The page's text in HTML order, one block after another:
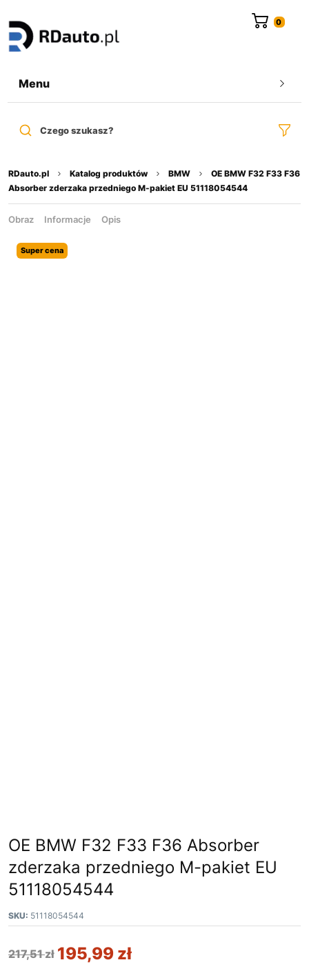
Menu
Czego szukasz?
RDauto.pl Katalog produktów BMW
OE BMW F32 F33 F36
Absorber zderzaka przedniego M-pakiet EU 51118054544
Obraz Informacje Opis
Super cena
OE BMW F32 F33 F36 Absorber
zderzaka przedniego M-pakiet EU
51118054544
SKU: 51118054544
217,51zł 195,99 zł